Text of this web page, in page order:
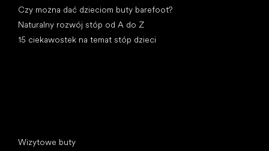
Czy można dać dzieciom buty barefoot?
Naturalny rozwój stóp od A do Z
15 ciekawostek na temat stóp dzieci
Wizytowe buty